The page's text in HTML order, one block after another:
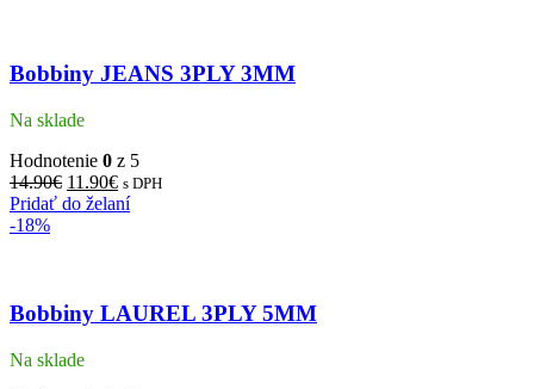
Bobbiny JEANS 3PLY 3MM
Na sklade
Hodnotenie 0 z 5
14.90€ 11.90€ s DPH
Pridať do želaní
-18%
Bobbiny LAUREL 3PLY 5MM
Na sklade